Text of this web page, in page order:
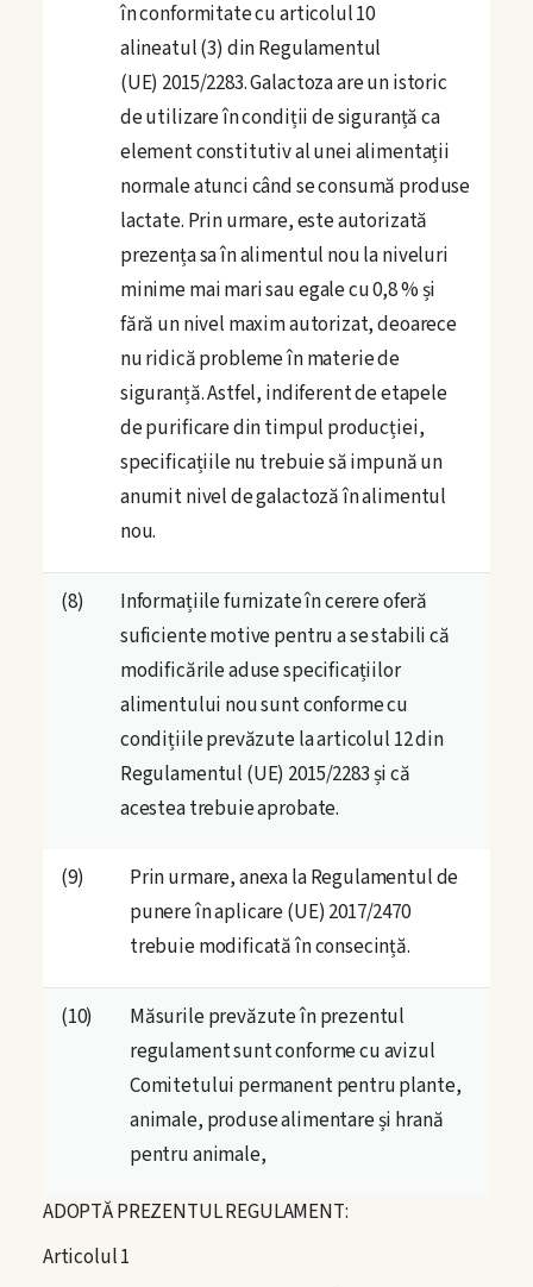
în conformitate cu articolul 10
alineatul (3) din Regulamentul
(UE) 2015/2283. Galactoza are un istoric
de utilizare în condiții de siguranță ca
element constitutiv al unei alimentații
normale atunci când se consumă produse
lactate. Prin urmare, este autorizată
prezența sa în alimentul nou la niveluri
minime mai mari sau egale cu 0,8 % și
fără un nivel maxim autorizat, deoarece
nu ridică probleme în materie de
siguranță. Astfel, indiferent de etapele
de purificare din timpul producției,
specificațiile nu trebuie să impună un
anumit nivel de galactoză în alimentul
nou.
(8)
Informațiile furnizate în cerere oferă
suficiente motive pentru a se stabili că
modificările aduse specificațiilor
alimentului nou sunt conforme cu
condițiile prevăzute la articolul 12 din
Regulamentul (UE) 2015/2283 și că
acestea trebuie aprobate.
(9)
Prin urmare, anexa la Regulamentul de
punere în aplicare (UE) 2017/2470
trebuie modificată în consecință.
(10)
Măsurile prevăzute în prezentul
regulament sunt conforme cu avizul
Comitetului permanent pentru plante,
animale, produse alimentare și hrană
pentru animale,
ADOPTĂ PREZENTUL REGULAMENT:
Articolul 1